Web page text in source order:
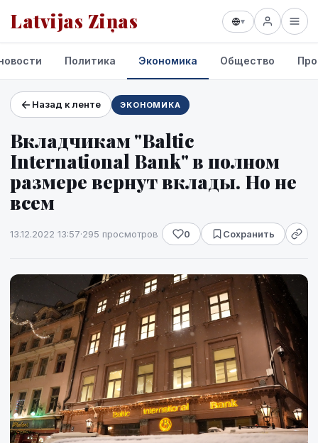
Latvijas Ziņas ▾
Проекты и сервисы
Прогноз погоды
Политика Экономика Общество
Назад к ленте ЭКОНОМИКА
Вкладчикам "Baltic
International Bank" в полном
размере вернут вклады. Но не
всем
13.12.2022 13:57·295 просмотров 0 Сохранить